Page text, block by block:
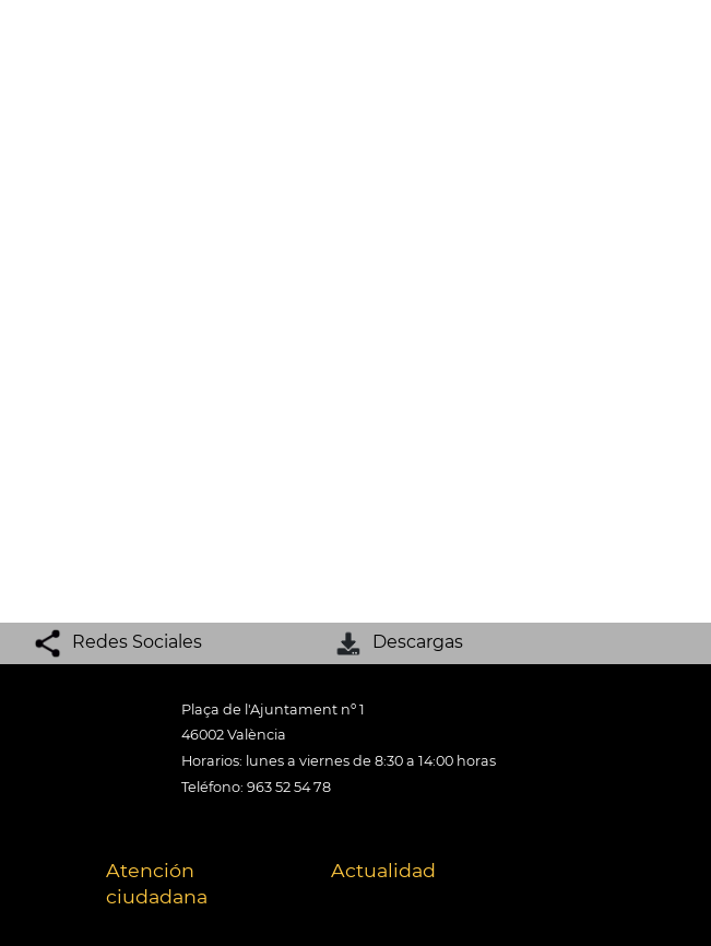
Redes Sociales Descargas
Plaça de l'Ajuntament nº 1
46002 València
Horarios: lunes a viernes de 8:30 a 14:00 horas
Teléfono: 963 52 54 78
Atención
ciudadana
Actualidad